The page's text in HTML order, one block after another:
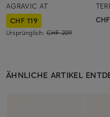
AGRAVIC AT
CHF 119
Ursprünglich: CHF 209
ÄHNLICHE ARTIKEL